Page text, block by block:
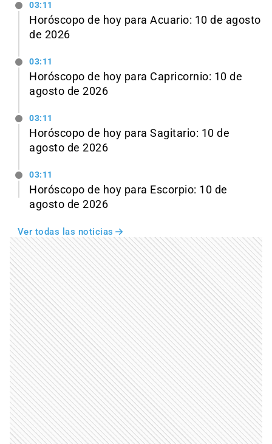
03:11
Horóscopo de hoy para Acuario: 10 de agosto
de 2026
03:11
Horóscopo de hoy para Capricornio: 10 de
agosto de 2026
03:11
Horóscopo de hoy para Sagitario: 10 de
agosto de 2026
03:11
Horóscopo de hoy para Escorpio: 10 de
agosto de 2026
Ver todas las noticias